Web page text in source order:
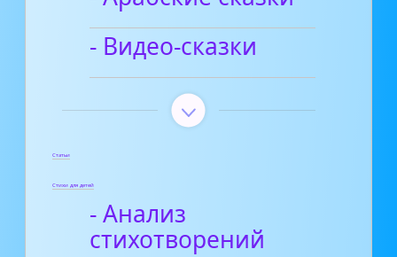
- Видео-сказки
Статьи
Стихи для детей
- Анализ
стихотворений